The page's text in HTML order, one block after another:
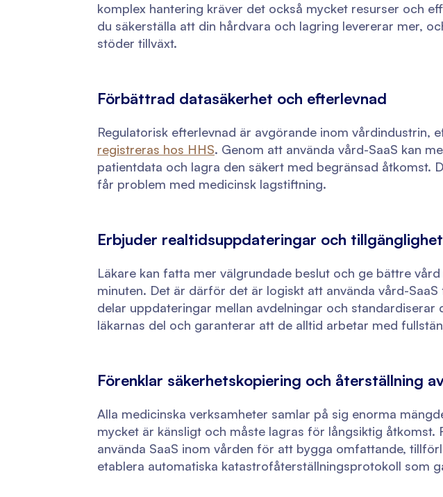
komplex hantering kräver det också mycket resurser och
du säkerställa att din hårdvara och lagring levererar mer,
stöder tillväxt.
Förbättrad datasäkerhet och efterlevnad
Regulatorisk efterlevnad är avgörande inom vårdindustrin,
registreras hos HHS. Genom att använda vård-SaaS kan
patientdata och lagra den säkert med begränsad åtkomst.
får problem med medicinsk lagstiftning.
Erbjuder realtidsuppdateringar och tillgänglighet
Läkare kan fatta mer välgrundade beslut och ge bättre
minuten. Det är därför det är logiskt att använda vård-
delar uppdateringar mellan avdelningar och
läkarnas del och garanterar att de alltid arbetar med
Förenklar säkerhetskopiering och återställning
Alla medicinska verksamheter samlar på sig enorma
mycket är känsligt och måste lagras för långsiktig
använda SaaS inom vården för att bygga omfattande,
etablera automatiska katastrofåterställningsprotokoll som